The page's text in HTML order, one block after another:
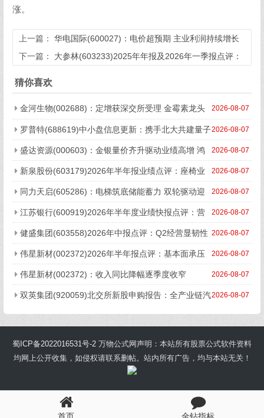
涨。
上一篇： 华电国际(600027)：电价超预期 主业利润持续增长
下一篇： 大参林(603233)2025年年报及2026年一季报点评：
利润中高速成长趋势
猜你喜欢
2026-08-07
金河生物(002688)：定增获深交所受理 金霉素龙头
未来可期 2026-08-07
罗普特(688619)中小盘信息更新：携手北大共建量子
实验室 CMOS伊辛机产业化可期 2026-08-07
盛达资源(000603)：金银量价齐升驱动业绩高增 鸿
林矿业正式投产增量可期 2026-08-07
新泉股份(603179)2026年半年报业绩点评：座椅业
务高速增长 汇兑及减值影响短期利润 2026-08-07
同力天启(605286)：电梯筑底储能蓄力 双轮驱动迎
成长新局 2026-08-07
江苏银行(600919)2026年半年度业绩快报点评：营
收加速增长 风险抵补能力充足 2026-08-07
健盛集团(603558)2026年中报点评：Q2经营显韧性
越南盈利显著提升 2026-08-07
伟星新材(002372)2026年半年报点评：基本面承压
经营保持韧性 2026-08-07
伟星新材(002372)：收入同比降幅逐季度收窄
2026-08-07
双英集团(920059)北交所新股申购报告：全产业链汽
车座椅先锋 绑定吉利/比亚迪/赛力斯
蜀ICP备2022016531号-2 万物公式网声明：本站所有股票公式软件资料
均网上公开收集，如侵权请联系删帖。站内所有广告，均与本站无关！